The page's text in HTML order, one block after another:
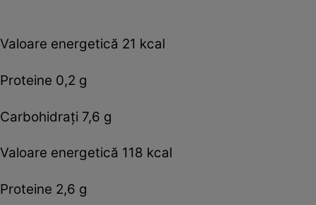
Valoare energetică 21 kcal
Proteine 0,2 g
Carbohidraţi 7,6 g
Valoare energetică 118 kcal
Proteine 2,6 g